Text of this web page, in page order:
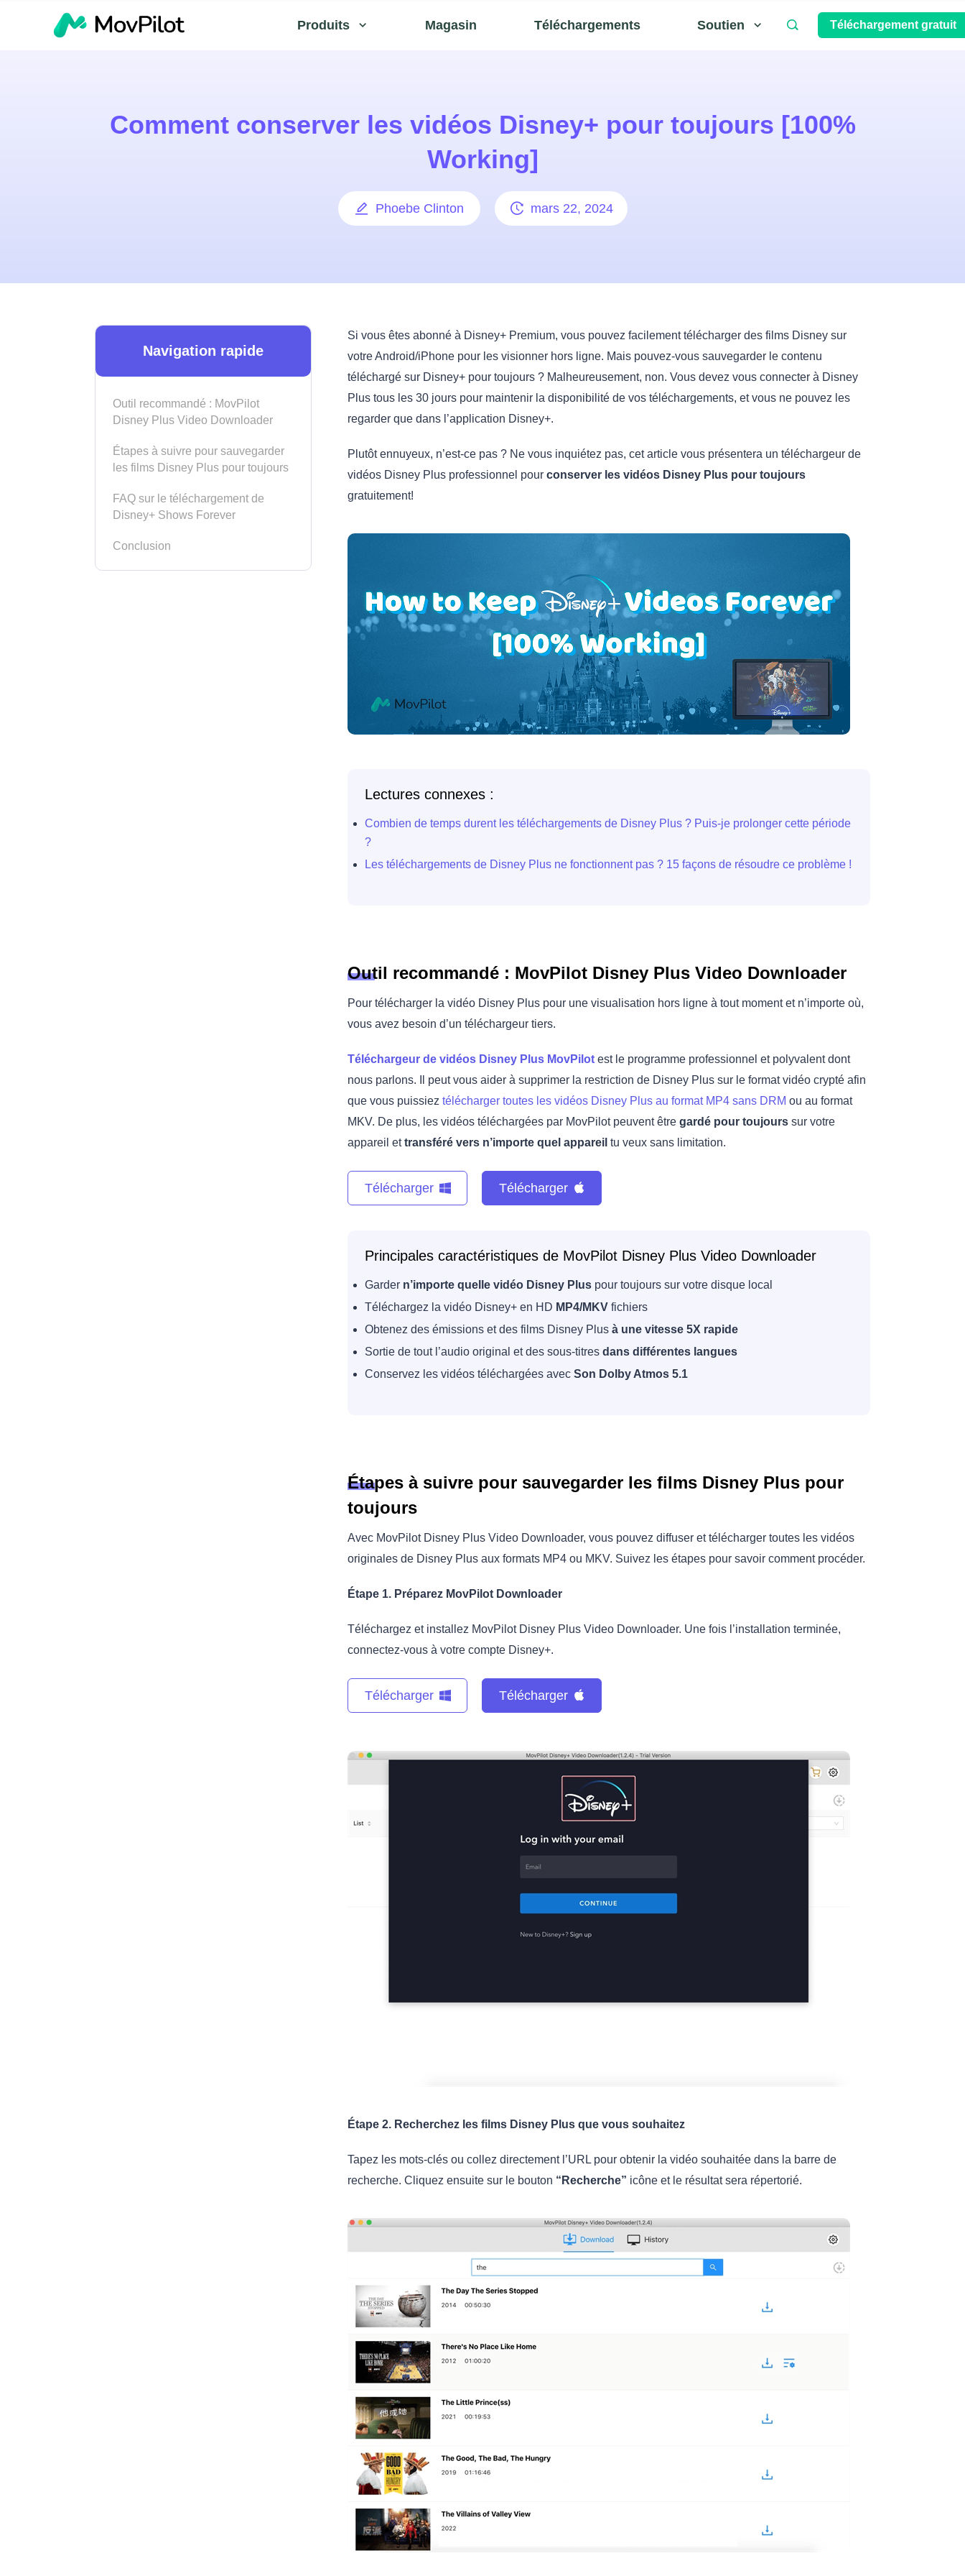
Produits Magasin Téléchargements Soutien Téléchargement gratuit
Comment conserver les vidéos Disney+ pour toujours [100%
Working]
Phoebe Clinton mars 22, 2024
Navigation rapide
Outil recommandé : MovPilot
Disney Plus Video Downloader
Étapes à suivre pour sauvegarder
les films Disney Plus pour toujours
FAQ sur le téléchargement de
Disney+ Shows Forever
Conclusion
Si vous êtes abonné à Disney+ Premium, vous pouvez facilement télécharger des films Disney sur
votre Android/iPhone pour les visionner hors ligne. Mais pouvez-vous sauvegarder le contenu
téléchargé sur Disney+ pour toujours ? Malheureusement, non. Vous devez vous connecter à Disney
Plus tous les 30 jours pour maintenir la disponibilité de vos téléchargements, et vous ne pouvez les
regarder que dans l’application Disney+.
Plutôt ennuyeux, n’est-ce pas ? Ne vous inquiétez pas, cet article vous présentera un téléchargeur de
vidéos Disney Plus professionnel pour conserver les vidéos Disney Plus pour toujours
gratuitement!
Lectures connexes :
Combien de temps durent les téléchargements de Disney Plus ? Puis-je prolonger cette période
?
Les téléchargements de Disney Plus ne fonctionnent pas ? 15 façons de résoudre ce problème !
Outil recommandé : MovPilot Disney Plus Video Downloader
Pour télécharger la vidéo Disney Plus pour une visualisation hors ligne à tout moment et n’importe où,
vous avez besoin d’un téléchargeur tiers.
Téléchargeur de vidéos Disney Plus MovPilot est le programme professionnel et polyvalent dont
nous parlons. Il peut vous aider à supprimer la restriction de Disney Plus sur le format vidéo crypté afin
que vous puissiez télécharger toutes les vidéos Disney Plus au format MP4 sans DRM ou au format
MKV. De plus, les vidéos téléchargées par MovPilot peuvent être gardé pour toujours sur votre
appareil ettransféré vers n’importe quel appareil tu veux sans limitation.
Télécharger Télécharger
Principales caractéristiques de MovPilot Disney Plus Video Downloader
Garder n’importe quelle vidéo Disney Plus pour toujours sur votre disque local
Téléchargez la vidéo Disney+ en HD MP4/MKV fichiers
Obtenez des émissions et des films Disney Plus à une vitesse 5X rapide
Sortie de tout l’audio original et des sous-titres dans différentes langues
Conservez les vidéos téléchargées avec Son Dolby Atmos 5.1
Étapes à suivre pour sauvegarder les films Disney Plus pour
toujours
Avec MovPilot Disney Plus Video Downloader, vous pouvez diffuser et télécharger toutes les vidéos
originales de Disney Plus aux formats MP4 ou MKV. Suivez les étapes pour savoir comment procéder.
Étape 1. Préparez MovPilot Downloader
Téléchargez et installez MovPilot Disney Plus Video Downloader. Une fois l’installation terminée,
connectez-vous à votre compte Disney+.
Télécharger Télécharger
Étape 2. Recherchez les films Disney Plus que vous souhaitez
Tapez les mots-clés ou collez directement l’URL pour obtenir la vidéo souhaitée dans la barre de
recherche. Cliquez ensuite sur le bouton “Recherche” icône et le résultat sera répertorié.